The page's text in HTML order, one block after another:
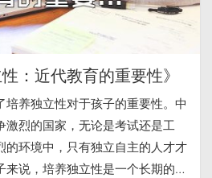
：近代教育的重要性》
培养独立性对于孩子的重要性。中
激烈的国家，无论是考试还是工
的环境中，只有独立自主的人才才
说，培养独立性是一个长期的过